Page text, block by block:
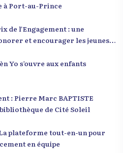
à Port-au-Prince
de l’Engagement : une
et encourager les jeunes
Yo s’ouvre aux enfants
: Pierre Marc BAPTISTE
de Cité Soleil
plateforme tout-en-un pour
en équipe